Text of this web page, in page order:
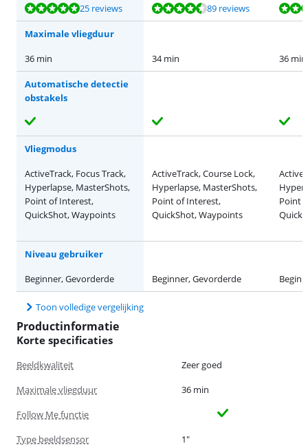
Beoordeling is 9,5 van de 10, gebaseerd op 25 reviews.
25 reviews
Beoordeling is 8,9 van de 10, gebaseerd op 89 reviews.89 reviews
Beoordeling is 9,5 van de 10, gebaseerd op 25 reviews.
Beoordeling is 8,9 van de 10, gebaseerd op 17 reviews.
Beoordeling is 9,4 van de 10, gebaseerd op 14 reviews.
Maximale vliegduur
36 min
34 min 36 min
Automatische detectie
obstakels
Vliegmodus
ActiveTrack, Focus Track,
Hyperlapse, MasterShots,
Point of Interest,
QuickShot, Waypoints
ActiveTrack, Course Lock,
Hyperlapse, MasterShots,
Point of Interest,
QuickShot, Waypoints
Point
Niveau gebruiker
Beginner, Gevorderde
Beginner, Gevorderde
Toon volledige vergelijking
Productinformatie
Korte specificaties
Beeldkwaliteit
Zeer goed
Maximale vliegduur
36 min
Follow Me functie
Type beeldsensor
1"